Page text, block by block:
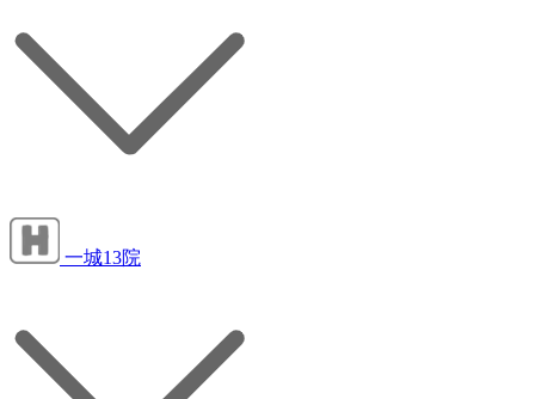
一城13院